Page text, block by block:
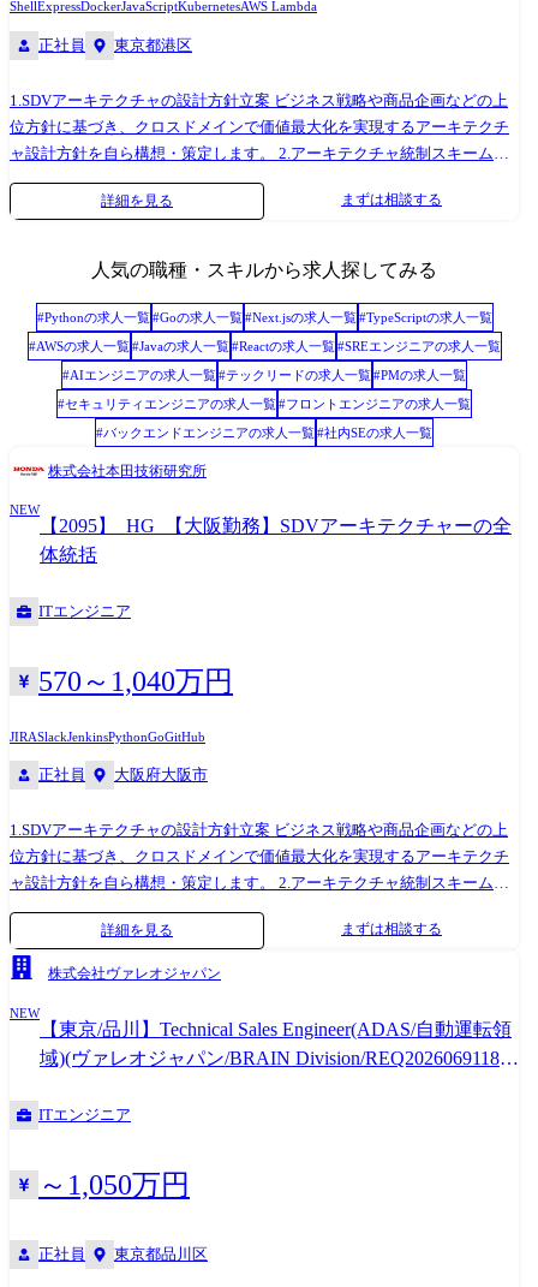
ShellExpressDockerJavaScriptKubernetesAWS Lambda
正社員 東京都港区
1.SDVアーキテクチャの設計方針立案 ビジネス戦略や商品企画などの上
位方針に基づき、クロスドメインで価値最大化を実現するアーキテクチ
ャ設計方針を自ら構想・策定します。 2.アーキテクチャ統制スキームの
構築・定着 各開発部門と連携しながら、世代・機種を横断した開発効率
と品質を両立するための統制スキームを構築・定着させます。 ※実装そ
開発テーマへの参画・意思決定リード アーキテクチャに大きな影響を与
える重要プロジェクトに自ら参画し、 基本方針の意思決定を主導しま
す。 単なるレビューではなく、自ら現場に入り込み、方向性を決め切る
役割です。 ※専門性や適性、会社ニーズなどを踏まえ、会社が定める業
務への配置転換を命じる場合があります 【使用ツール】 AUTOSAR
Adaptive/Classic, C/C++, Python, Javascript, シェルスクリプト, Doors,
EnterpriseArchitect, CAMEO/PREEvision, JIRA/Confluence, Git, SVN,
Jenkins, GoogleTest framework, Docker, Claude/Claude Code etc.
詳細を見る まずは相談する
人気の職種・スキルから求人探してみる
#Pythonの求人一覧 #Goの求人一覧 #Next.jsの求人一覧 #TypeScriptの求人一覧
#AWSの求人一覧 #Javaの求人一覧 #Reactの求人一覧 #SREエンジニアの求人一覧
#AIエンジニアの求人一覧#テックリードの求人一覧#PMの求人一覧
#セキュリティエンジニアの求人一覧#フロントエンジニアの求人一覧
#バックエンドエンジニアの求人一覧#社内SEの求人一覧
株式会社本田技術研究所
NEW
【2095】_HG_【大阪勤務】SDVアーキテクチャーの全
体統括
ITエンジニア
570～1,040万円
JIRASlackJenkinsPythonGoGitHub
正社員 大阪府大阪市
1.SDVアーキテクチャの設計方針立案 ビジネス戦略や商品企画などの上
位方針に基づき、クロスドメインで価値最大化を実現するアーキテクチ
ャ設計方針を自ら構想・策定します。 2.アーキテクチャ統制スキームの
構築・定着 各開発部門と連携しながら、世代・機種を横断した開発効率
と品質を両立するための統制スキームを構築・定着させます。 ※実装そ
のものではなく、全体を俯瞰し統制する立場として関与します。 3.重要
える重要プロジェクトに自ら参画し、 基本方針の意思決定を主導しま
す。 単なるレビューではなく、自ら現場に入り込み、方向性を決め切る
役割です。 ※専門性や適性、会社ニーズなどを踏まえ、会社が定める業
詳細を見る まずは相談する
株式会社ヴァレオジャパン
NEW
【東京/品川】Technical Sales Engineer(ADAS/自動運転領
域)(ヴァレオジャパン/BRAIN Division/REQ2026069118/
ITエンジニア
～1,050万円
正社員 東京都品川区